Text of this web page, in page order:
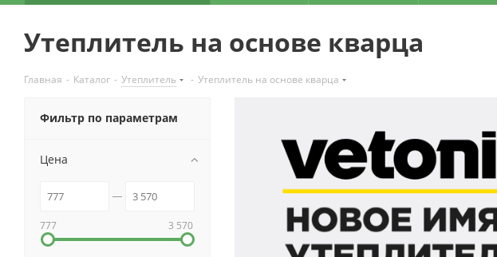
Утеплитель на основе кварца
Главная - Каталог - Утеплитель - Утеплитель на основе кварца
Фильтр по параметрам
Цена
777 3 570